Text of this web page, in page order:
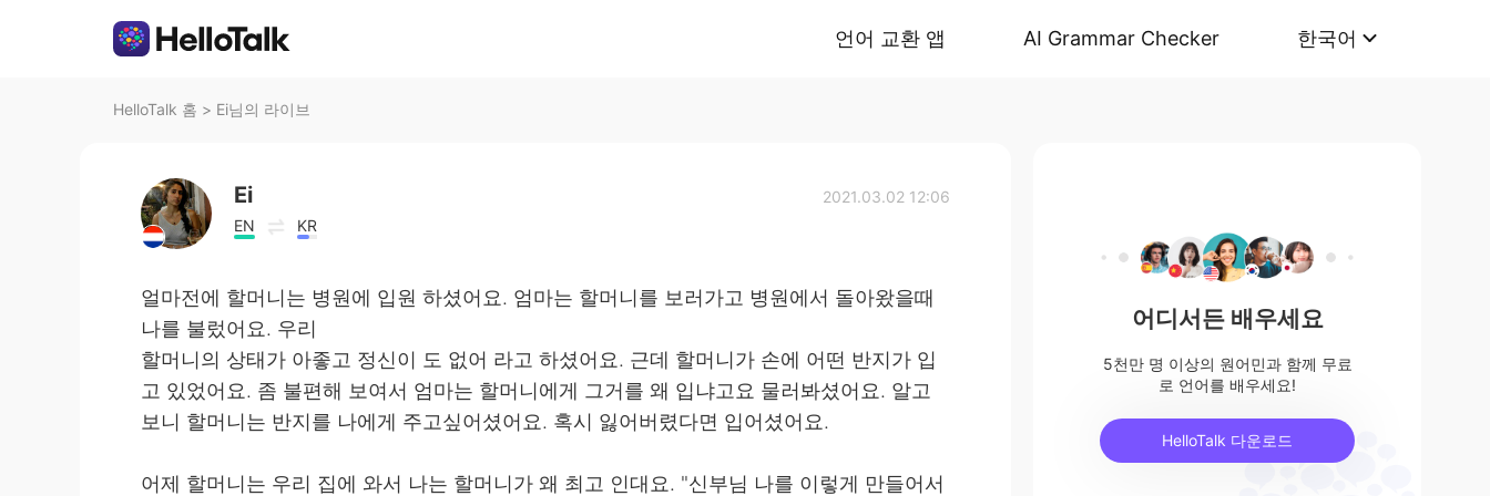
언어 교환 앱 AI Grammar Checker 한국어
HelloTalk 홈 > Ei님의 라이브
Ei
EN KR
2021.03.02 12:06
얼마전에 할머니는 병원에 입원 하셨어요. 엄마는 할머니를 보러가고 병원에서 돌아왔을때
나를 불렀어요. 우리
할머니의 상태가 아좋고 정신이 도 없어 라고 하셨어요. 근데 할머니가 손에 어떤 반지가 입
고 있었어요. 좀 불편해 보여서 엄마는 할머니에게 그거를 왜 입냐고요 물러봐셨어요. 알고
보니 할머니는 반지를 나에게 주고싶어셨어요. 혹시 잃어버렸다면 입어셨어요.
어제 할머니는 우리 집에 와서 나는 할머니가 왜 최고 인대요. "신부님 나를 이렇게 만들어서
어디서든 배우세요
5천만 명 이상의 원어민과 함께 무료
로 언어를 배우세요!
HelloTalk 다운로드